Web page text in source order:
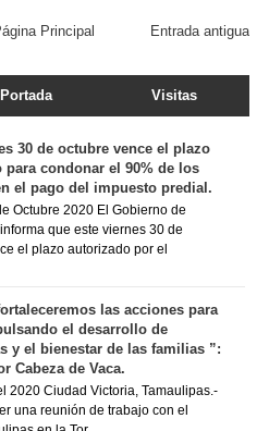
Entrada antigua
Principal
Portada Visitas
30 de octubre vence el plazo
para condonar el 90% de los
el pago del impuesto predial.
Octubre 2020 El Gobierno de
que este viernes 30 de
el plazo autorizado por el
las acciones para
el desarrollo de
y el bienestar de las familias ”:
Cabeza de Vaca.
2020 Ciudad Victoria, Tamaulipas.-
una reunión de trabajo con el